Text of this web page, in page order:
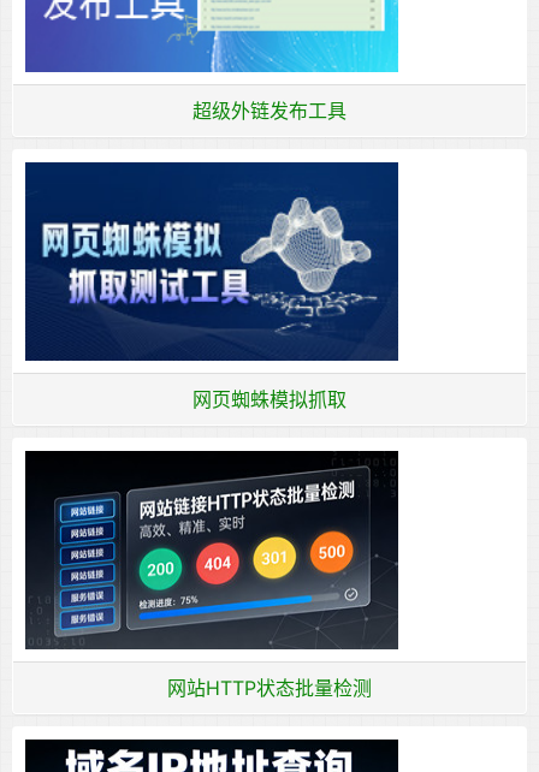
超级外链发布工具
网页蜘蛛模拟抓取
网站HTTP状态批量检测